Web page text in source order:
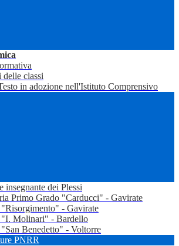
delle classi
in adozione nell'Istituto Comprensivo
insegnante dei Plessi
Primo Grado "Carducci" - Gavirate
- Gavirate
"I. Molinari" - Bardello
Benedetto" - Voltorre
PNRR